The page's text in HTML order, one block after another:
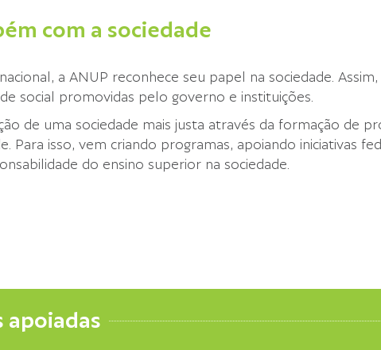
com a sociedade
a ANUP reconhece seu papel na sociedade.
social promovidas pelo governo e instituições.
de uma sociedade mais justa através da formação de
Para isso, vem criando programas, apoiando iniciativas
do ensino superior na sociedade.
apoiadas